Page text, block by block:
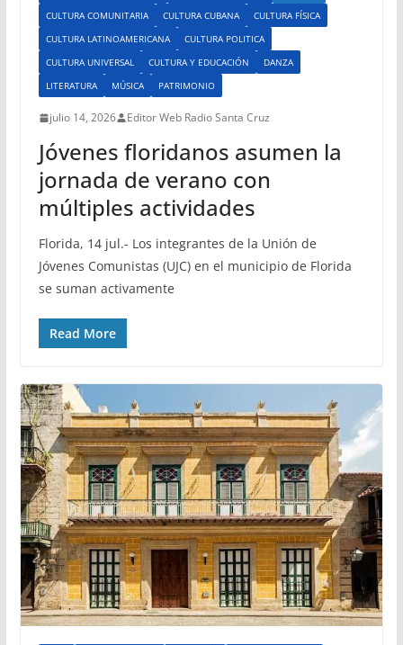
CULTURA COMUNITARIA
CULTURA CUBANA
CULTURA FÍSICA
CULTURA LATINOAMERICANA
CULTURA POLITICA
CULTURA UNIVERSAL
CULTURA Y EDUCACIÓN
DANZA
LITERATURA
MÚSICA PATRIMONIO
julio 14, 2026 Editor Web Radio Santa Cruz
Jóvenes floridanos asumen la
jornada de verano con
múltiples actividades
Florida, 14 jul.- Los integrantes de la Unión de
Jóvenes Comunistas (UJC) en el municipio de Florida
se suman activamente
Read More